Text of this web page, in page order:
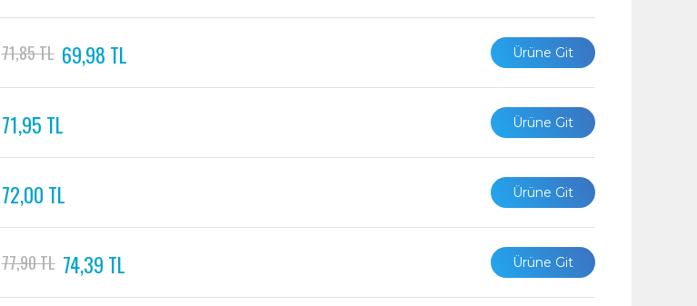
71,85 TL 69,98 TL Ürüne Git
71,95 TL Ürüne Git
72,00 TL Ürüne Git
77,90 TL 74,39 TL Ürüne Git